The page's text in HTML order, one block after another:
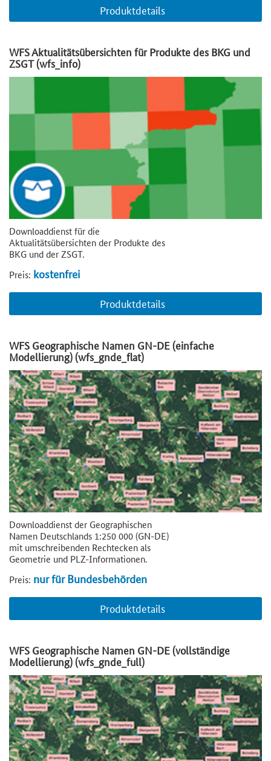
Produktdetails
WFS Aktualitätsübersichten für Produkte des BKG und
ZSGT (wfs_info)
Downloaddienst für die
Aktualitätsübersichten der Produkte des
BKG und der ZSGT.
Preis: kostenfrei
Produktdetails
WFS Geographische Namen GN-DE (einfache
Modellierung) (wfs_gnde_flat)
Downloaddienst der Geographischen
Namen Deutschlands 1:250 000 (GN-DE)
mit umschreibenden Rechtecken als
Geometrie und PLZ-Informationen.
Preis: nur für Bundesbehörden
Produktdetails
WFS Geographische Namen GN-DE (vollständige
Modellierung) (wfs_gnde_full)